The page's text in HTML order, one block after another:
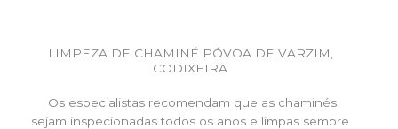
LIMPEZA DE CHAMINÉ PÓVOA DE VARZIM,
CODIXEIRA
Os especialistas recomendam que as chaminés
sejam inspecionadas todos os anos e limpas sempre